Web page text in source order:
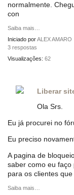
normalmente.
con
Saiba mais…
Iniciado porALEX AMARO
3 respostas
Visualizações: 62
Liberar
Ola Srs.
Eu já procurei no
Eu preciso
A pagina de
saber como eu faço
para os clientes
Saiba mais…